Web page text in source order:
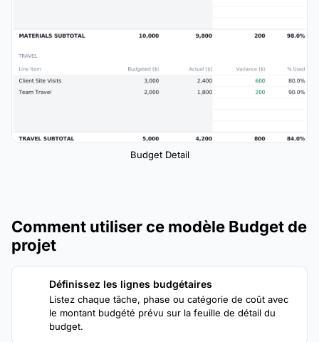
Budget Detail
Comment utiliser ce modèle Budget de
projet
Définissez les lignes budgétaires
Listez chaque tâche, phase ou catégorie de coût avec
le montant budgété prévu sur la feuille de détail du
budget.